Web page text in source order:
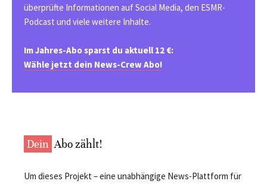
überprüfte Informationen auf Social Media, den ESMR-
Podcast und viele weitere Inhalte.
Im Jahres-Abo sparst du aktuell 12 €:
Wähle jetzt dein News-Crew Abo!
Dein Abo zählt!
Um dieses Projekt – eine unabhängige News-Plattform für